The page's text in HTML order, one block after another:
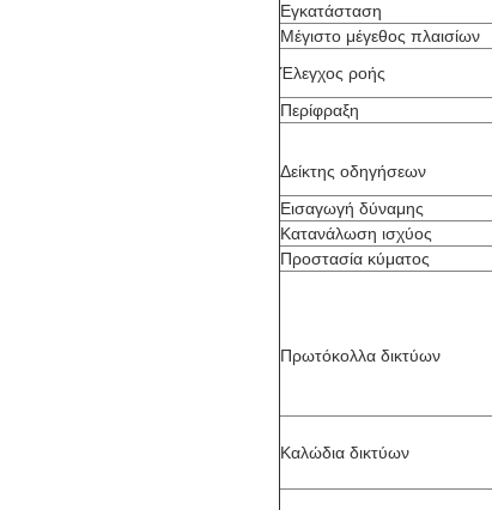
Εγκατάσταση
Μέγιστο μέγεθος πλαισίων
Έλεγχος ροής
Περίφραξη
Δείκτης οδηγήσεων
Εισαγωγή δύναμης
Κατανάλωση ισχύος
Προστασία κύματος
Πρωτόκολλα δικτύων
Καλώδια δικτύων